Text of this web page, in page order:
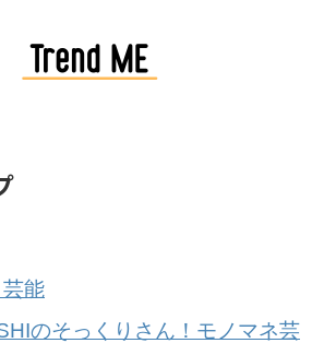
能
のそっくりさん！モノマネ芸